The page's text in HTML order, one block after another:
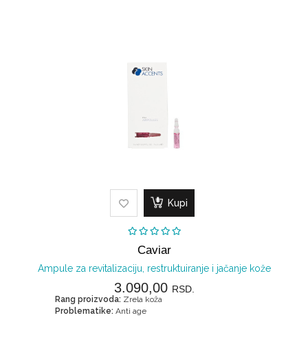
Kupi
Caviar
Ampule za revitalizaciju, restruktuiranje i jačanje kože
3.090,00 RSD.
Rang proizvoda: Zrela koža
Problematike: Anti age